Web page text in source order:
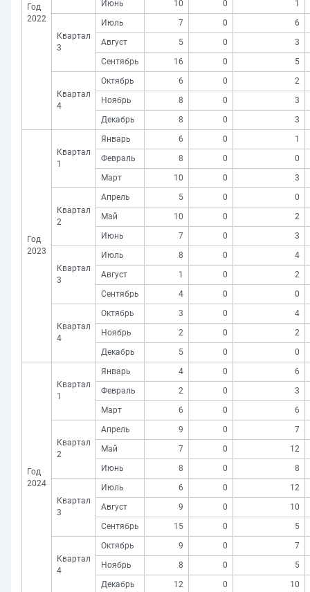
Год
2022
Июнь 10 0 1
Квартал
3
Июль 7 0
6
Август
5 0
3
Сентябрь
16 0 5
Квартал
4
Октябрь 6 0
2
Ноябрь
8 0
3
Декабрь
8 0 3
Год
2023
Квартал
1
Январь 6 0
1
Февраль
8 0
0
Март
10 0 3
Квартал
2
Апрель 5 0
0
Май
10 0
2
Июнь
7 0 3
Квартал
3
Июль 8 0
4
Август
1 0
2
Сентябрь
4 0 0
Квартал
4
Октябрь 3 0
4
Ноябрь
2 0
2
Декабрь
5 0 0
Год
2024
Квартал
1
Январь 4 0
6
Февраль
2 0
3
Март
6 0 6
Квартал
2
Апрель 9 0
7
Май
7 0
12
Июнь
8 0 8
Квартал
3
Июль 6 0
12
Август
9 0
10
Сентябрь
15 0 5
Квартал
4
Октябрь 9 0
7
Ноябрь
8 0
5
Декабрь
12 0 10